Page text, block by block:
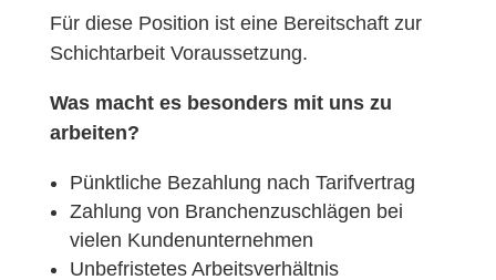
Für diese Position ist eine Bereitschaft zur
Schichtarbeit Voraussetzung.
Was macht es besonders mit uns zu
arbeiten?
Pünktliche Bezahlung nach Tarifvertrag
Zahlung von Branchenzuschlägen bei
vielen Kundenunternehmen
Unbefristetes Arbeitsverhältnis